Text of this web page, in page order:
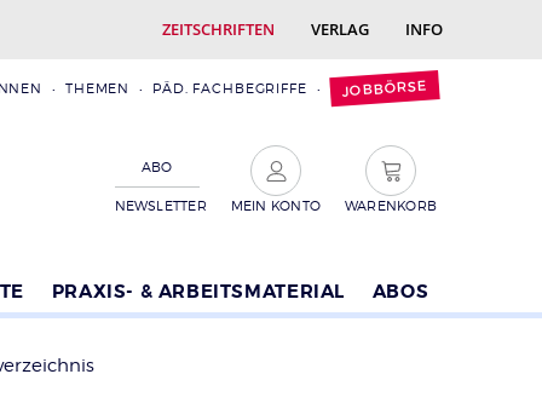
ZEITSCHRIFTEN VERLAG INFO
THEMEN PÄD. FACHBEGRIFFE JOBBÖRSE
ABO
NEWSLETTER MEIN KONTO WARENKORB
PRAXIS- & ARBEITSMATERIAL ABOS